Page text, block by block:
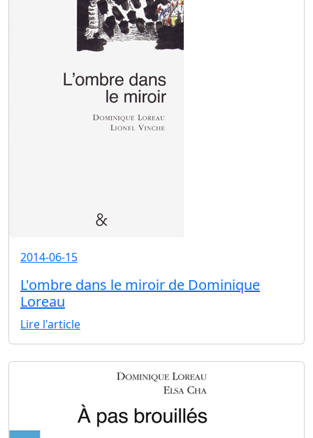
2014-06-15
L'ombre dans le miroir de Dominique
Loreau
Lire l'article